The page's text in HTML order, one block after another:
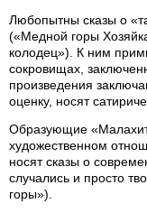
Любопытны сказы о
(«Медной горы
колодец»). К ним
сокровищах,
произведения
оценку, носят
Образующие
художественном
носят сказы о
случались и просто
горы»).